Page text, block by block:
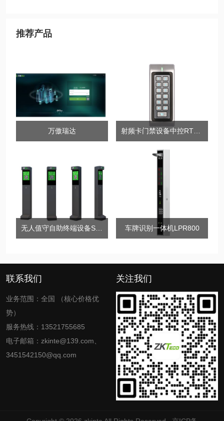
推荐产品
万傲瑞达 射频卡门禁设备中控RT370
无人值守自助终端设备SH1000系列 车牌识别一体机LPR800
联系我们
业务范围：全国 （核心价格优
势）
服务热线：13521755685
电子邮箱：zkinte@139.com、
3451542150@qq.com
关注我们